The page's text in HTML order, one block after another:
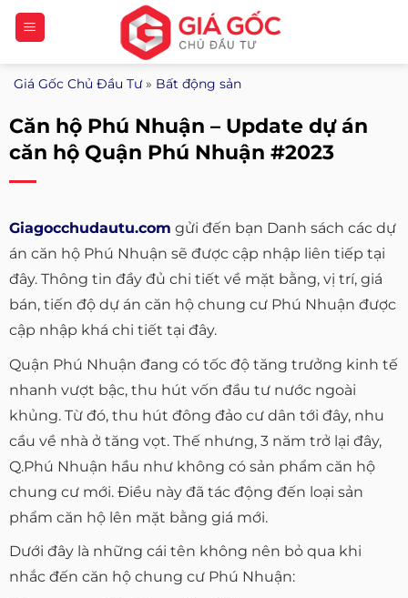
Bỏ
qua
nội
dung
Giá Gốc Chủ Đầu Tư» Bất động sản
Căn hộ Phú Nhuận – Update dự án
căn hộ Quận Phú Nhuận #2023
Giagocchudautu.com gửi đến bạn Danh sách các dự
án căn hộ Phú Nhuận sẽ được cập nhập liên tiếp tại
đây. Thông tin đầy đủ chi tiết về mặt bằng, vị trí, giá
bán, tiến độ dự án căn hộ chung cư Phú Nhuận được
cập nhập khá chi tiết tại đây.
Quận Phú Nhuận đang có tốc độ tăng trưởng kinh tế
nhanh vượt bậc, thu hút vốn đầu tư nước ngoài
khủng. Từ đó, thu hút đông đảo cư dân tới đây, nhu
cầu về nhà ở tăng vọt. Thế nhưng, 3 năm trở lại đây,
Q.Phú Nhuận hầu như không có sản phẩm căn hộ
chung cư mới. Điều này đã tác động đến loại sản
phẩm căn hộ lên mặt bằng giá mới.
Dưới đây là những cái tên không nên bỏ qua khi
nhắc đến căn hộ chung cư Phú Nhuận: